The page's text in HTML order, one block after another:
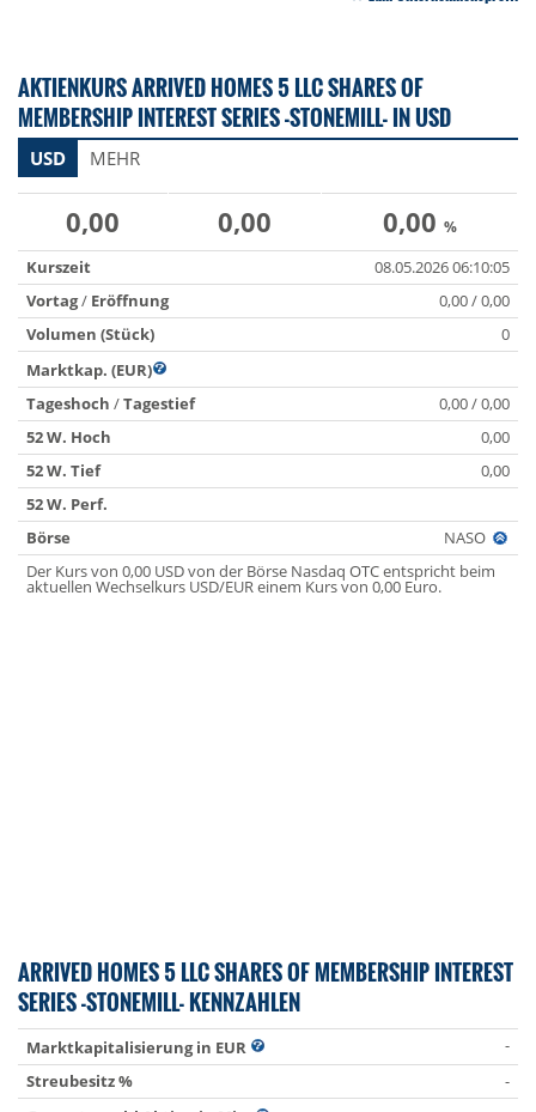
AKTIENKURS ARRIVED HOMES 5 LLC SHARES OF
MEMBERSHIP INTEREST SERIES -STONEMILL- IN USD
USD MEHR
0,00 0,00 0,00 %
Kurszeit
08.05.2026 06:10:05
Vortag/ Eröffnung
0,00 / 0,00
Volumen (Stück)
0
Marktkap. (EUR)
Tageshoch /Tagestief
0,00 / 0,00
52 W. Hoch
0,00
52 W. Tief
0,00
52 W. Perf.
Börse
NASO
Der Kurs von 0,00 USD von der Börse Nasdaq OTC entspricht beim
aktuellen Wechselkurs USD/EUR einem Kurs von 0,00 Euro.
ARRIVED HOMES 5 LLC SHARES OF MEMBERSHIP INTEREST
SERIES -STONEMILL- KENNZAHLEN
Marktkapitalisierung in EUR
-
Streubesitz %
-